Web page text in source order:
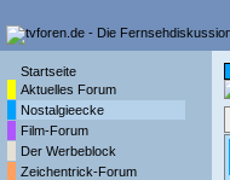
Startseite
Aktuelles Forum
Nostalgieecke
Film-Forum
Der Werbeblock
Zeichentrick-Forum